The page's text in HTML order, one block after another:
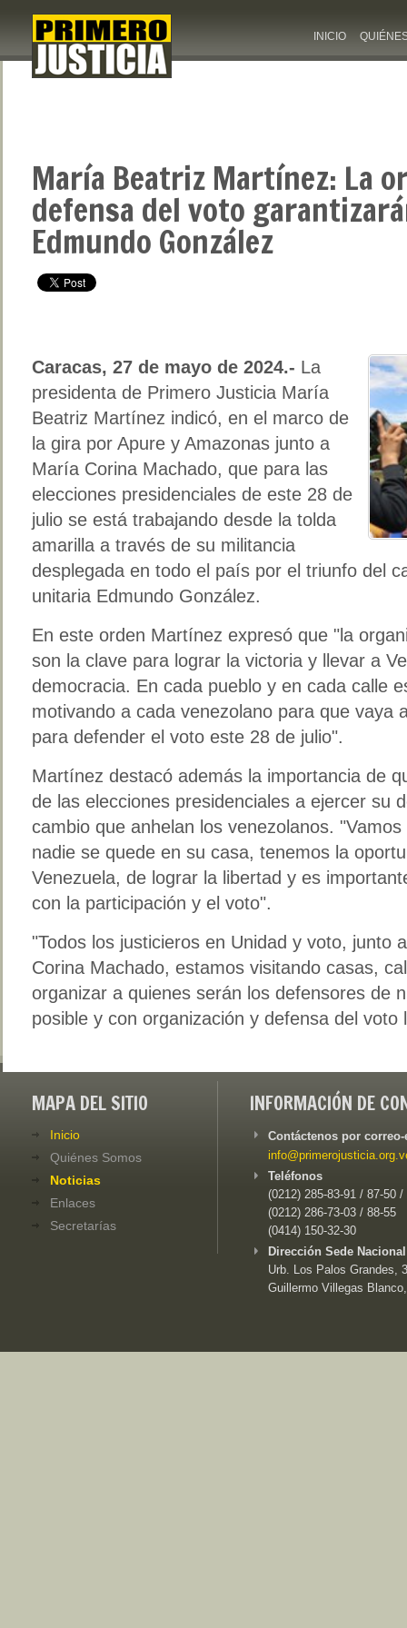
INICIO
María Beatriz Martínez: La
defensa del voto
Edmundo González
Caracas, 27 de mayo de 2024.- La
presidenta de Primero Justicia María
Beatriz Martínez indicó, en el marco de
la gira por Apure y Amazonas junto a
María Corina Machado, que para las
elecciones presidenciales de este 28 de
julio se está trabajando desde la tolda
amarilla a través de su militancia
desplegada en todo el país por el triunfo del
unitaria Edmundo González.
En este orden Martínez expresó que "la
son la clave para lograr la victoria y llevar a
democracia. En cada pueblo y en cada calle
motivando a cada venezolano para que vaya
para defender el voto este 28 de julio".
Martínez destacó además la importancia de
de las elecciones presidenciales a ejercer su
cambio que anhelan los venezolanos.
nadie se quede en su casa, tenemos la
Venezuela, de lograr la libertad y es
con la participación y el voto".
"Todos los justicieros en Unidad y voto, junto
Corina Machado, estamos visitando casas,
organizar a quienes serán los defensores de
posible y con organización y defensa del voto
MAPA DEL SITIO
Inicio
Quiénes Somos
Noticias
Enlaces
Secretarías
INFORMACIÓN DE
Contáctenos por
Teléfonos
(0212) 285-83-91 / 87-50 /
(0212) 286-73-03 / 88-55
(0414) 150-32-30
Dirección Sede
Urb. Los Palos Grandes,
Guillermo Villegas